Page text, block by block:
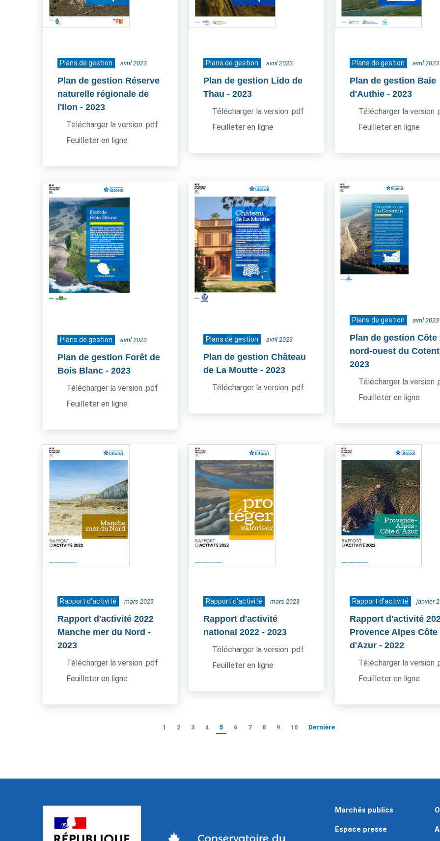
Plans de gestion avril 2023
Plan de gestion Réserve
naturelle régionale de
l'Ilon - 2023
Télécharger la version .pdf
Feuilleter en ligne
Plans de gestion avril 2023
Plan de gestion Lido de
Thau - 2023
Télécharger la version .pdf
Feuilleter en ligne
Plans de gestion avril 2023
Plan de gestion Baie
d'Authie - 2023
Télécharger la version
Feuilleter en ligne
Plans de gestion avril 2023
Plan de gestion Forêt de
Bois Blanc - 2023
Télécharger la version .pdf
Feuilleter en ligne
Plans de gestion avril 2023
Plan de gestion Château
de La Moutte - 2023
Télécharger la version .pdf
Plans de gestion avril 2023
Plan de gestion Côte
nord-ouest du
2023
Télécharger la version
Feuilleter en ligne
Rapport d'activité mars 2023
Rapport d'activité 2022
Manche mer du Nord -
2023
Télécharger la version .pdf
Feuilleter en ligne
Rapport d'activité mars 2023
Rapport d'activité
national 2022 - 2023
Télécharger la version .pdf
Feuilleter en ligne
Rapport d'activité janvier
Rapport d'activité
Provence Alpes Côte
d'Azur - 2022
Télécharger la version
Feuilleter en ligne
1 2 3 4 5 6 7 8 9 10 Dernière
Marchés publics
Espace presse